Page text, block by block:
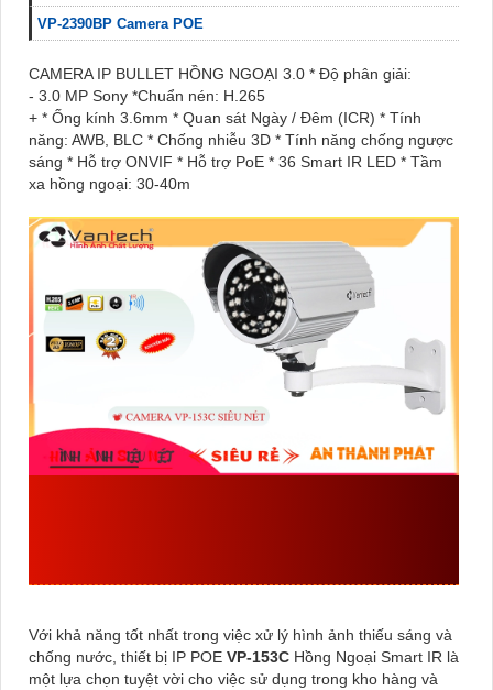
VP-2390BP Camera POE
CAMERA IP BULLET HỒNG NGOẠI 3.0 * Độ phân giải:
- 3.0 MP Sony *Chuẩn nén: H.265
+ * Ống kính 3.6mm * Quan sát Ngày / Đêm (ICR) * Tính
năng: AWB, BLC * Chống nhiễu 3D * Tính năng chống ngược
sáng * Hỗ trợ ONVIF * Hỗ trợ PoE * 36 Smart IR LED * Tầm
xa hồng ngoại: 30-40m
Với khả năng tốt nhất trong việc xử lý hình ảnh thiếu sáng và
chống nước, thiết bị IP POE VP-153C Hồng Ngoại Smart IR là
một lựa chọn tuyệt vời cho việc sử dụng trong kho hàng và